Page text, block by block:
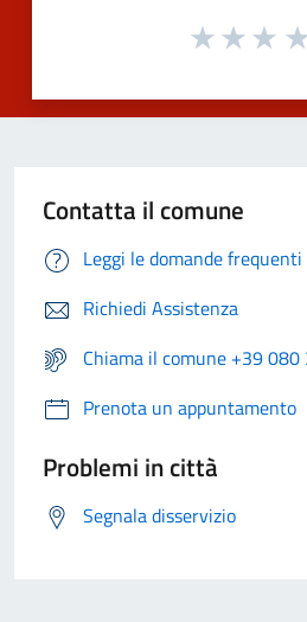
Contatta il comune
Leggi le domande frequenti
Richiedi Assistenza
Chiama il comune +39
Prenota un appuntamento
Problemi in città
Segnala disservizio